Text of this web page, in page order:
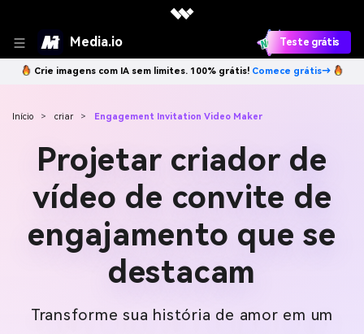
Media.io Teste grátis
Crie imagens com IA sem limites. 100% grátis! Comece grátis→
Início > criar > Engagement Invitation Video Maker
Projetar criador de
vídeo de convite de
engajamento que se
destacam
Transforme sua história de amor em um